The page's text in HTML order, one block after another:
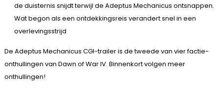
de duisternis snijdt terwijl de Adeptus Mechanicus ontsnappen.
Wat begon als een ontdekkingsreis verandert snel in een
overlevingsstrijd
De Adeptus Mechanicus CGI-trailer is de tweede van vier factie-
onthullingen van Dawn of War IV. Binnenkort volgen meer
onthullingen!